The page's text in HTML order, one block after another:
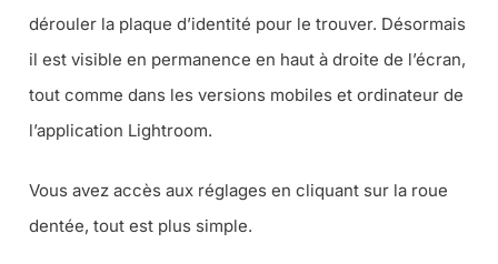
dérouler la plaque d’identité pour le trouver. Désormais
il est visible en permanence en haut à droite de l’écran,
tout comme dans les versions mobiles et ordinateur de
l’application Lightroom.
Vous avez accès aux réglages en cliquant sur la roue
dentée, tout est plus simple.